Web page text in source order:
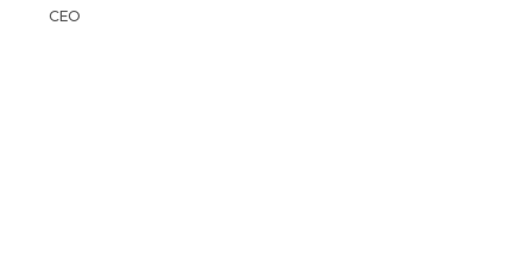
CEO